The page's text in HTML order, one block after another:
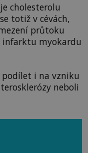
cholesterolu
totiž v cévách,
průtoku
infarktu myokardu
podílet i na vzniku
neboli